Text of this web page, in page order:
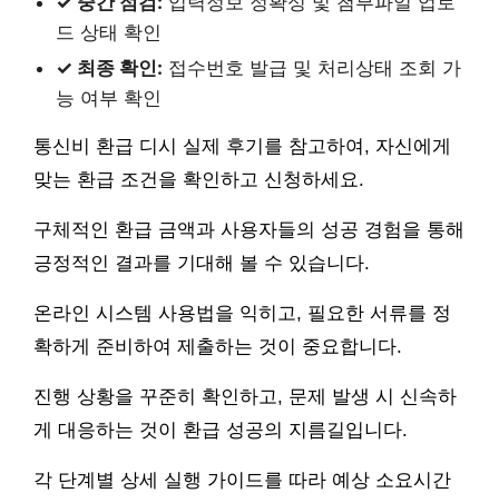
드 상태 확인
✓ 최종 확인: 접수번호 발급 및 처리상태 조회 가
능 여부 확인
통신비 환급 디시 실제 후기를 참고하여, 자신에게
맞는 환급 조건을 확인하고 신청하세요.
구체적인 환급 금액과 사용자들의 성공 경험을 통해
긍정적인 결과를 기대해 볼 수 있습니다.
온라인 시스템 사용법을 익히고, 필요한 서류를 정
확하게 준비하여 제출하는 것이 중요합니다.
진행 상황을 꾸준히 확인하고, 문제 발생 시 신속하
게 대응하는 것이 환급 성공의 지름길입니다.
각 단계별 상세 실행 가이드를 따라 예상 소요시간